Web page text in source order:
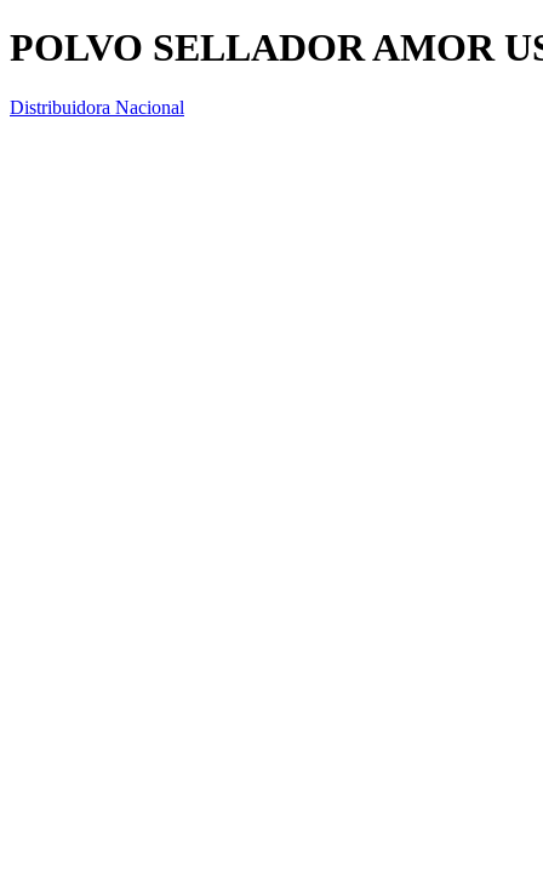
POLVO SELLADOR AMOR
Distribuidora Nacional